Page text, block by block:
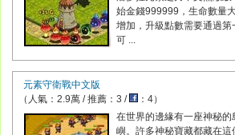
始金錢999999，生命數量
增加，升級點數需要通過第
可 ...
元素守衛戰中文版
（人氣：2.9萬 / 推薦：3 /
：4）
在世界的邊緣有一座神秘的
嶼。許多神秘寶藏都藏在這